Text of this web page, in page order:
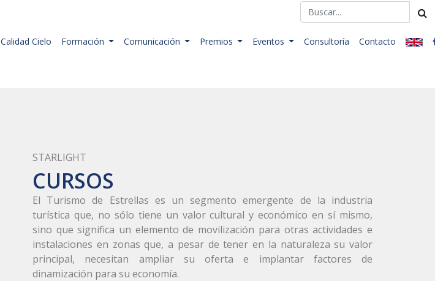
Calidad Cielo Formación Comunicación Premios Eventos Consultoría Contacto
STARLIGHT
CURSOS
El Turismo de Estrellas es un segmento emergente de la industria
turística que, no sólo tiene un valor cultural y económico en sí mismo,
sino que significa un elemento de movilización para otras actividades e
instalaciones en zonas que, a pesar de tener en la naturaleza su valor
principal, necesitan ampliar su oferta e implantar factores de
dinamización para su economía.